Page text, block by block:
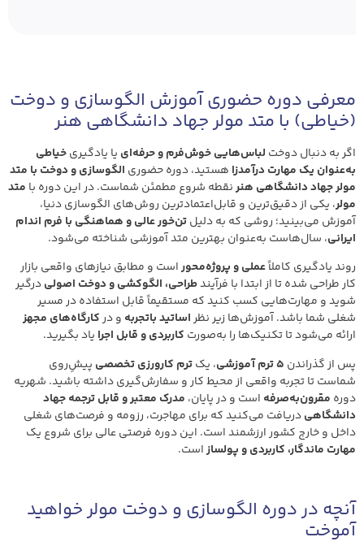
معرفی دوره حضوری آموزش الگوسازی و دوخت
(خیاطی) با متد مولر جهاد دانشگاهی هنر
اگر به دنبال دوخت لباس‌هایی خوش‌فرم و حرفه‌ای یا یادگیریخیاطی
به‌عنوان یک مهارت درآمدزا هستید، دوره حضوری الگوسازی و دوخت با متد
مولر جهاد دانشگاهی هنرنقطه شروع مطمئن شماست. در این دوره با متد
مولر، یکی از دقیق‌ترین و قابل‌اعتمادترین روش‌های الگوسازی دنیا،
آموزش می‌بینید؛ روشی که به دلیلتن‌خور عالی و هماهنگی با فرم اندام
ایرانی، سال‌هاست به‌عنوان بهترین متد آموزشی شناخته می‌شود.
روند یادگیری کاملاًعملی و پروژه‌محوراست و مطابق نیازهای واقعی بازار
کار طراحی شده تا از ابتدا با فرآیندطراحی، الگوکشی و دوخت اصولیدرگیر
شوید و مهارت‌هایی کسب کنید که مستقیماً قابل استفاده در مسیر
شغلی شما باشد. آموزش‌ها زیر نظراساتید باتجربه و درکارگاه‌های مجهز
ارائه می‌شود تا تکنیک‌ها را به‌صورت کاربردی و قابل اجرا یاد بگیرید.
پس از گذراندن ۵ ترم آموزشی ، یکترم کارورزی تخصصی پیش‌ِروی
شماست تا تجربه واقعی از محیط کار و سفارش‌گیری داشته باشید. شهریه
دوره مقرون‌به‌صرفه است و در پایان، مدرک معتبر و قابل ترجمه جهاد
دانشگاهیدریافت می‌کنید که برای مهاجرت، رزومه و فرصت‌های شغلی
داخل و خارج کشور ارزشمند است. این دوره فرصتی عالی برای شروع یک
مهارت ماندگار، کاربردی و پولسازاست.
آنچه در دوره الگوسازی و دوخت مولر خواهید
آموخت